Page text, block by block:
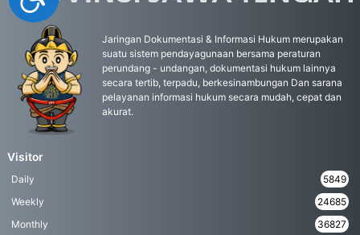
Jaringan Dokumentasi & Informasi Hukum merupakan
suatu sistem pendayagunaan bersama peraturan
perundang - undangan, dokumentasi hukum lainnya
secara tertib, terpadu, berkesinambungan Dan sarana
pelayanan informasi hukum secara mudah, cepat dan
akurat.
Visitor
Daily
5849
Weekly
24685
Monthly
36827